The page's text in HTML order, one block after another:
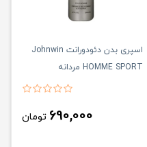
اسپری بدن دئودورانت Johnwin
HOMME SPORT مردانه
690,000 تومان